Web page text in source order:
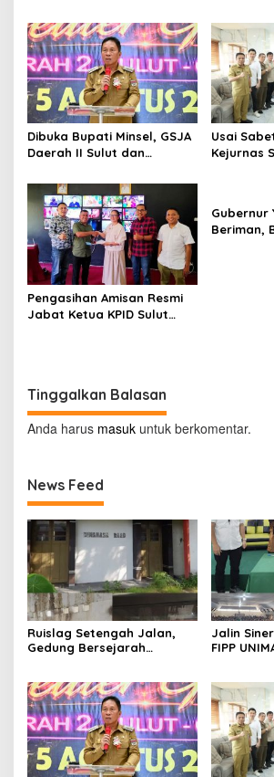
Manado Milik TNI-AL
Serap
Penyiaran
Dibuka Bupati Minsel, GSJA
Daerah II Sulut dan
Rakerda di Amurang
Usai
Kejurnas
Pengasihan Amisan Resmi
Jabat Ketua KPID Sulut
Gubernur
Beriman,
Tinggalkan Balasan
Anda harus masuk untuk berkomentar.
News Feed
Ruislag Setengah Jalan,
Gedung Bersejarah
Jalin
FIPP
Serap
Penyiaran